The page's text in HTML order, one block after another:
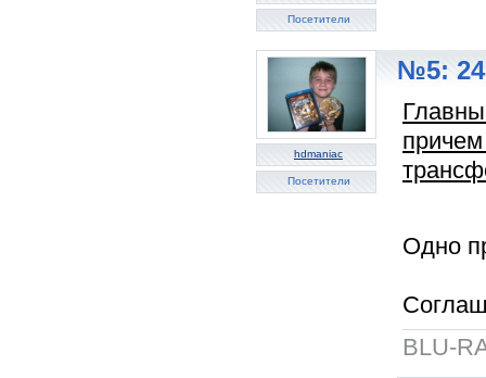
Посетители
hdmaniac
Посетители
№5: 24
Одно
BLU-